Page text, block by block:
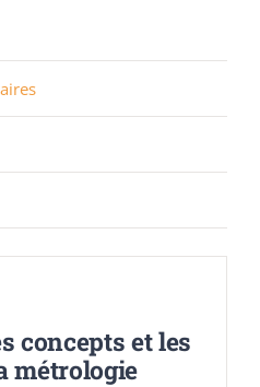
concepts et les
métrologie